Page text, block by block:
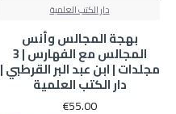
دار الكتب العلمية
بهجة المجالس وأنس
المجالس مع الفهارس | 3
مجلدات | ابن عبد البر القرطبي |
دار الكتب العلمية
€55.00